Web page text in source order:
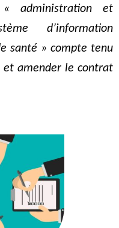
administration et
d’information
santé » compte tenu
amender le contrat